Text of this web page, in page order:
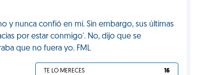
y nunca confió en mí. Sin embargo, sus últimas
por estar conmigo'. No, dijo que se
que no fuera yo. FML
TE LO MERECES 16